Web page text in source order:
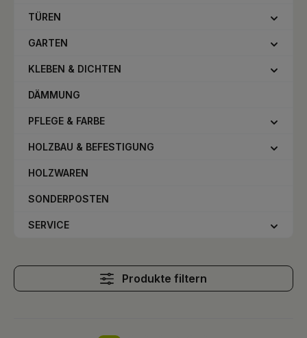
TÜREN
GARTEN
KLEBEN & DICHTEN
DÄMMUNG
PFLEGE & FARBE
HOLZBAU & BEFESTIGUNG
HOLZWAREN
SONDERPOSTEN
SERVICE
Produkte filtern